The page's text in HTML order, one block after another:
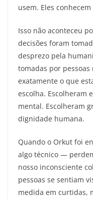
usem. Eles conhecem
Isso não aconteceu
decisões foram
desprezo pela
tomadas por pessoas
exatamente o que
escolha. Escolheram
mental. Escolheram
dignidade humana.
Quando o Orkut foi
algo técnico —
nosso inconsciente
pessoas se sentiam
medida em curtidas,